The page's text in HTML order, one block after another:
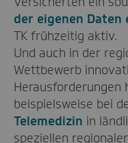
der eigenen Daten
TK frühzeitig aktiv.
Und auch in der
Wettbewerb
Herausforderungen
beispielsweise bei
Telemedizin in
speziellen